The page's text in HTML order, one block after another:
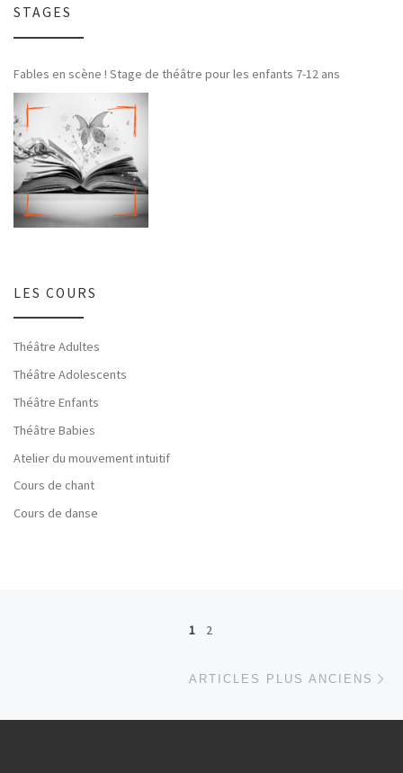
STAGES
Fables en scène ! Stage de théâtre pour les enfants 7-12 ans
LES COURS
Théâtre Adultes
Théâtre Adolescents
Théâtre Enfants
Théâtre Babies
Atelier du mouvement intuitif
Cours de chant
Cours de danse
Navigation dans les articles
1 2
ARTICLES PLUS ANCIENS